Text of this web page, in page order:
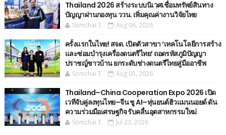
Thailand 2026 สร้างระบบนิเวศเชื่อมทรัพย์สินทาง
ปัญญาผ่านกองทุน ววน. เพิ่มคุณค่างานวิจัยไทย
Somchai T. Aug 06, 2026
ครั้งแรกในไทย! สจด. เปิดตัวสาขา ‘เทคโนโลยีการสร้าง
และซ่อมบำรุงเครื่องดนตรีไทย’ ​ถอดรหัสภูมิปัญญา
ปราชญ์ชาวบ้าน ยกระดับช่างดนตรีไทยสู่มืออาชีพ
Somchai T. Aug 05, 2026
Thailand–China Cooperation Expo 2026 เปิด
เวทีจับคู่ลงทุนไทย–จีน ชู AI–หุ่นยนต์ฮิวแมนนอยด์ ดัน
ความร่วมมือเศรษฐกิจ รับคลื่นอุตสาหกรรมใหม่
Somchai T. Jul 23, 2026